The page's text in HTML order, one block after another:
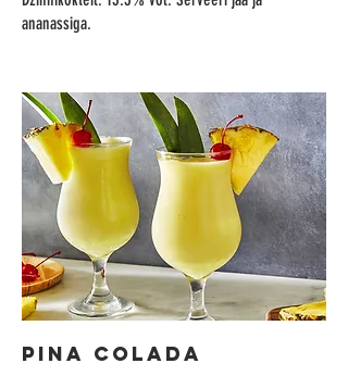
ananassiga.
PINA COLADA